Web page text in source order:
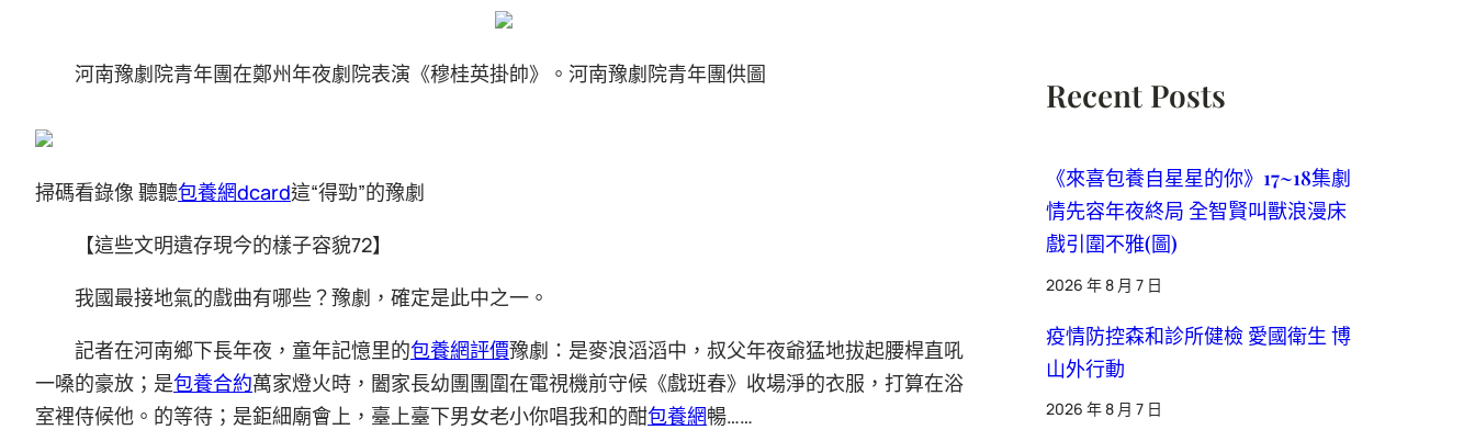
河南豫劇院青年團在鄭州年夜劇院表演《穆桂英掛帥》。河南豫劇院青年團供圖
掃碼看錄像 聽聽包養網dcard這“得勁”的豫劇
【這些文明遺存現今的樣子容貌72】
我國最接地氣的戲曲有哪些？豫劇，確定是此中之一。
記者在河南鄉下長年夜，童年記憶里的包養網評價豫劇：是麥浪滔滔中，叔父年夜爺猛地拔起腰桿直吼
一嗓的豪放；是包養合約萬家燈火時，闔家長幼團團圍在電視機前守候《戲班春》收場淨的衣服，打算在浴
室裡侍候他。的等待；是鉅細廟會上，臺上臺下男女老小你唱我和的酣包養網暢……
Recent Posts
《來喜包養自星星的你》17~18集劇
情先容年夜終局 全智賢叫獸浪漫床
戲引圍不雅(圖)
2026 年 8 月 7 日
疫情防控森和診所健檢 愛國衛生 博
山外行動
2026 年 8 月 7 日